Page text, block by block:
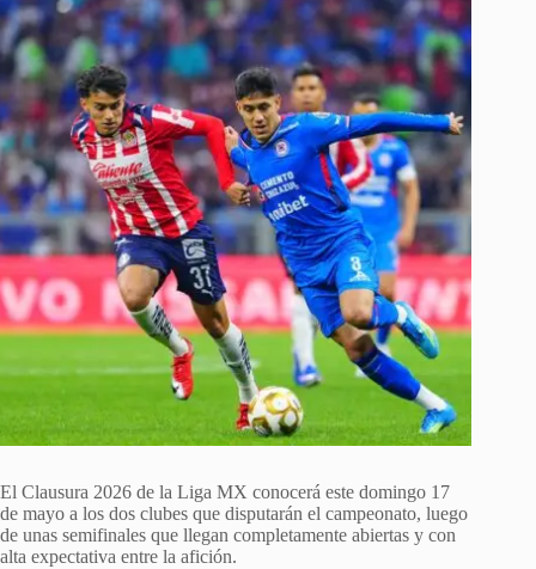
El Clausura 2026 de la Liga MX conocerá este domingo 17
de mayo a los dos clubes que disputarán el campeonato, luego
de unas semifinales que llegan completamente abiertas y con
alta expectativa entre la afición.